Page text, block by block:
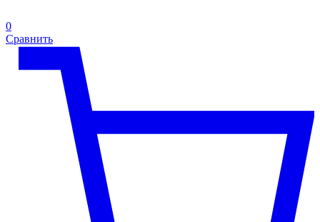
0
Сравнить